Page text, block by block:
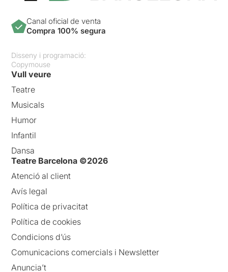
Canal oficial de venta
Compra 100% segura
Disseny i programació:
Copymouse
Vull veure
Teatre
Musicals
Humor
Infantil
Dansa
Teatre Barcelona ©2026
Atenció al client
Avís legal
Política de privacitat
Política de cookies
Condicions d’ús
Comunicacions comercials i Newsletter
Anuncia’t